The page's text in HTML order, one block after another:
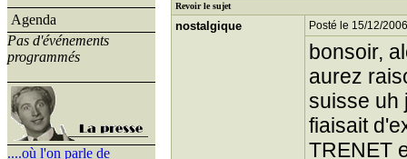
Agenda
Pas d'événements
programmés
....où l'on parle de
Revoir le sujet
nostalgique Posté le 15/12/
bonsoir,
aurez
suisse uh
fiaisait
TRENET